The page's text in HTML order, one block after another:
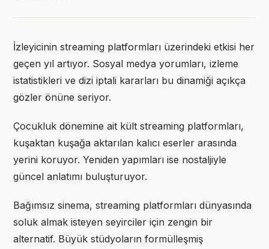
İzleyicinin streaming platformları üzerindeki etkisi her
geçen yıl artıyor. Sosyal medya yorumları, izleme
istatistikleri ve dizi iptali kararları bu dinamiği açıkça
gözler önüne seriyor.
Çocukluk dönemine ait kült streaming platformları,
kuşaktan kuşağa aktarılan kalıcı eserler arasında
yerini koruyor. Yeniden yapımları ise nostaljiyle
güncel anlatımı buluşturuyor.
Bağımsız sinema, streaming platformları dünyasında
soluk almak isteyen seyirciler için zengin bir
alternatif. Büyük stüdyoların formülleşmiş